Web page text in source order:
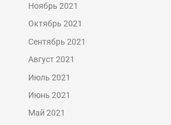
Ноябрь 2021
Октябрь 2021
Сентябрь 2021
Август 2021
Июль 2021
Июнь 2021
Май 2021